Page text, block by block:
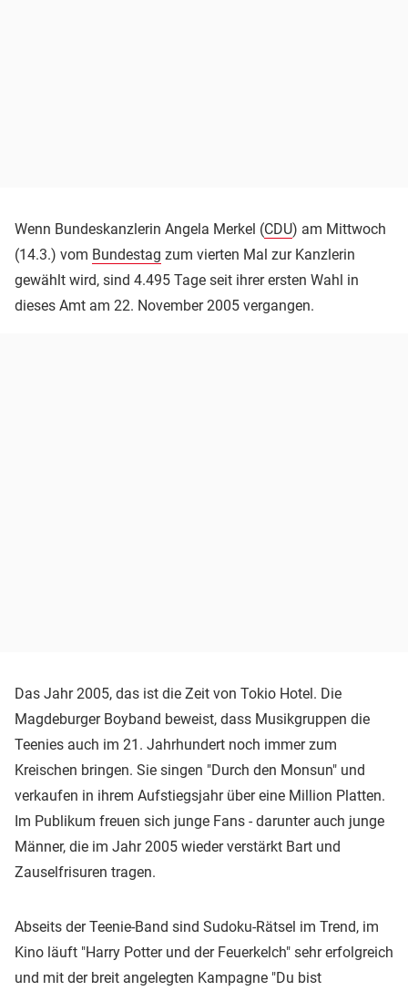
Wenn Bundeskanzlerin Angela Merkel (CDU) am Mittwoch
(14.3.) vom Bundestag zum vierten Mal zur Kanzlerin
gewählt wird, sind 4.495 Tage seit ihrer ersten Wahl in
dieses Amt am 22. November 2005 vergangen.
Das Jahr 2005, das ist die Zeit von Tokio Hotel. Die
Magdeburger Boyband beweist, dass Musikgruppen die
Teenies auch im 21. Jahrhundert noch immer zum
Kreischen bringen. Sie singen "Durch den Monsun" und
verkaufen in ihrem Aufstiegsjahr über eine Million Platten.
Im Publikum freuen sich junge Fans - darunter auch junge
Männer, die im Jahr 2005 wieder verstärkt Bart und
Zauselfrisuren tragen.
Abseits der Teenie-Band sind Sudoku-Rätsel im Trend, im
Kino läuft "Harry Potter und der Feuerkelch" sehr erfolgreich
und mit der breit angelegten Kampagne "Du bist